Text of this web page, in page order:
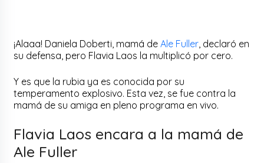
¡Alaaa! Daniela Doberti, mamá deAle Fuller , declaró en
su defensa, pero Flavia Laos la multiplicó por cero.
Y es que la rubia ya es conocida por su
temperamento explosivo. Esta vez, se fue contra la
mamá de su amiga en pleno programa en vivo.
Flavia Laos encara a la mamá de
Ale Fuller